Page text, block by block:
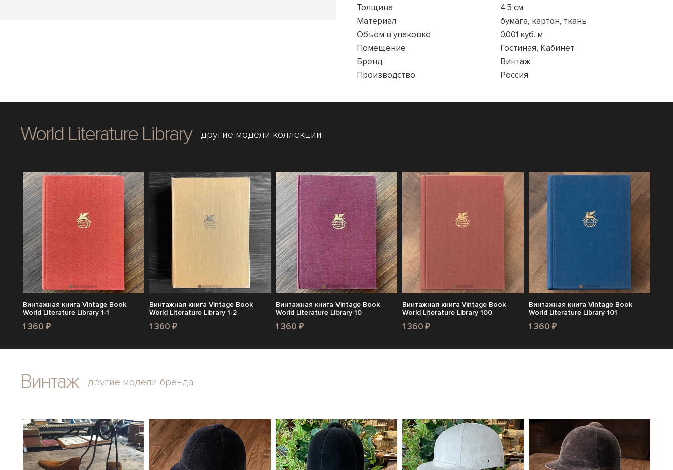
Толщина
4.5 см
Материал
бумага, картон, ткань
Объем в упаковке
0.001 куб. м
Помещение
Гостиная, Кабинет
Бренд
Винтаж
Производство
Россия
World Literature Library другие модели коллекции
Винтажная книга Vintage Book
World Literature Library 1-1
1 360 ₽
Винтажная книга Vintage Book
World Literature Library 1-2
1 360 ₽
Винтажная книга Vintage Book
World Literature Library 10
1 360 ₽
Винтажная книга Vintage Book
World Literature Library 100
1 360 ₽
Винтажная книга Vintage Book
World Literature Library 101
1 360 ₽
Винтаж другие модели бренда